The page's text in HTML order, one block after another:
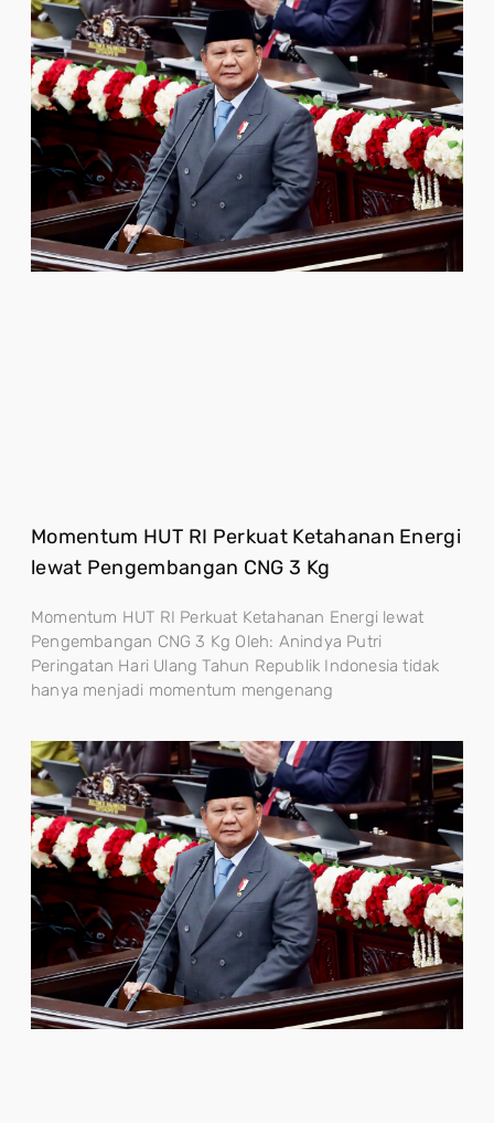
Momentum HUT RI Perkuat Ketahanan Energi
lewat Pengembangan CNG 3 Kg
Momentum HUT RI Perkuat Ketahanan Energi lewat
Pengembangan CNG 3 Kg Oleh: Anindya Putri
Peringatan Hari Ulang Tahun Republik Indonesia tidak
hanya menjadi momentum mengenang